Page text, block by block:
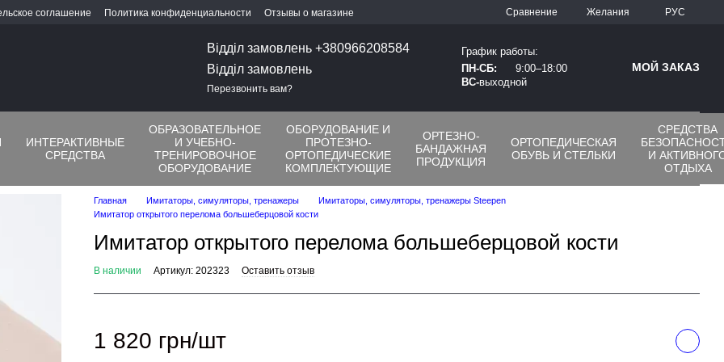
соглашение Политика конфиденциальности Отзывы о магазине Сравнение Желания РУС
Відділ замовлень +380966208584
Відділ замовлень
Перезвонить вам?
График работы:
ПН-СБ:
9:00–18:00
ВС-выходной
МОЙ ЗАКАЗ
ИНТЕРАКТИВНЫЕ
СРЕДСТВА
ОБРАЗОВАТЕЛЬНОЕ
И УЧЕБНО-
ТРЕНИРОВОЧНОЕ
ОБОРУДОВАНИЕ
ОБОРУДОВАНИЕ И
ПРОТЕЗНО-
ОРТОПЕДИЧЕСКИЕ
КОМПЛЕКТУЮЩИЕ
ОРТЕЗНО-
БАНДАЖНАЯ
ПРОДУКЦИЯ
ОРТОПЕДИЧЕСКАЯ
ОБУВЬ И СТЕЛЬКИ
СРЕДСТВА
И
ОТДЫХА
Главная Имитаторы, симуляторы, тренажеры
Имитаторы, симуляторы, тренажеры Steepen
Имитатор открытого перелома большеберцовой кости
Имитатор открытого перелома большеберцовой кости
В наличии Артикул: 202323 Оставить отзыв
1 820 грн/шт